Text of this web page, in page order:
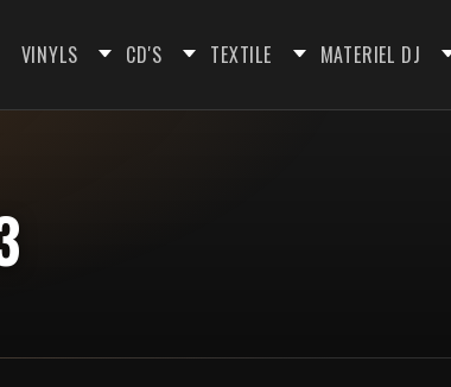
VINYLS CD'S TEXTILE MATERIEL DJ